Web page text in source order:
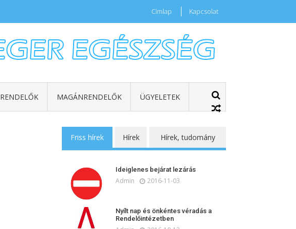
Címlap Kapcsolat
RENDELŐK MAGÁNRENDELŐK ÜGYELETEK
Friss hírek Hírek Hírek, tudomány
Ideiglenes bejárat lezárás
Admin 2016-11-03
Nyílt nap és önkéntes véradás a
Rendelőintézetben